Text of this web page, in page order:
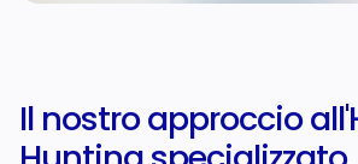
Il nostro approccio